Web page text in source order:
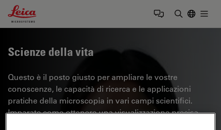
Leica Microsystems Logo
Scienze della vita
Questo è il posto giusto per ampliare le vostre
conoscenze, le capacità di ricerca e le applicazioni
pratiche della microscopia in vari campi scientifici.
Imparate come ottenere una visualizzazione precisa,